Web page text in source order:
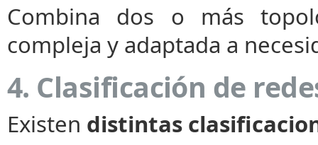
Combina dos o más
compleja y adaptada a
4. Clasificación de
Existen distintas